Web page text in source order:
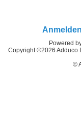
Anmelden
Powered
Copyright ©2026 Adduco
©